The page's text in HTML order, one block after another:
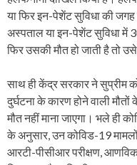
या फिर इन-पेशेंट सुविधा की
अस्पताल या इन-पेशेंट सुविधा में
फिर उसकी मौत हो जाती है तो
साथ ही केंद्र सरकार ने सुप्रीम
दुर्घटना के कारण होने वाली
मौत नहीं माना जाएगा। भले ही
के अनुसार, उन कोविड-19 मामलों
आरटी-पीसीआर परीक्षण, आणविक